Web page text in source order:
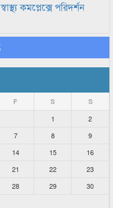
কমপ্লেক্সে পরিদর্শন
F S S
1
2
7 8
9
14 15
16
21 22
23
28 29
30